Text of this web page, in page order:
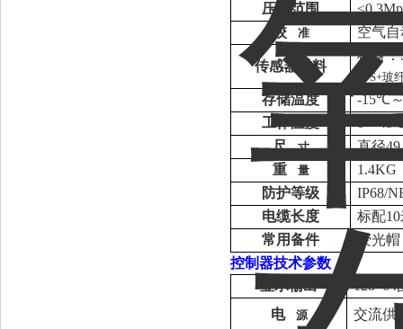
压力范围
校准 空气
传感器材料
机身：
PPS+
存储温度
-15℃
工作温度
尺寸
直径
重量
1.4KG
防护等级
IP68/
电缆长度
标配
常用备件
荧光帽
控制器技术参数：
显示输出
128*64
电源 交流供